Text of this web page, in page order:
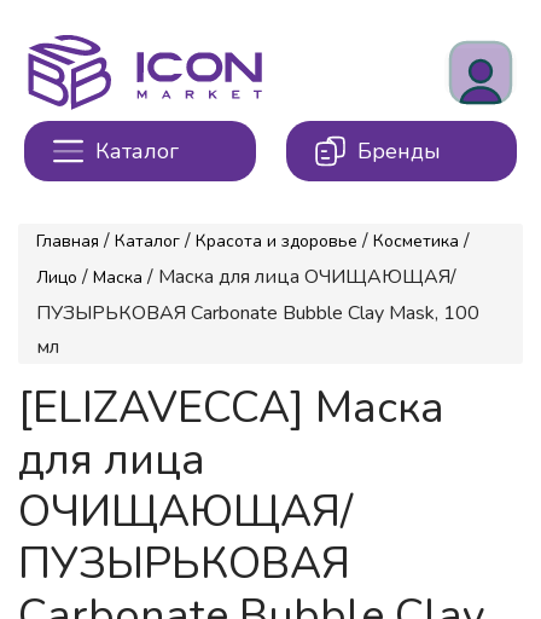
Каталог Бренды
Главная / Каталог / Красота и здоровье / Косметика /
Лицо / Маска / Маска для лица ОЧИЩАЮЩАЯ/
ПУЗЫРЬКОВАЯ Сarbonate Bubble Clay Mask, 100
мл
[ELIZAVECCA] Маска
для лица
ОЧИЩАЮЩАЯ/
ПУЗЫРЬКОВАЯ